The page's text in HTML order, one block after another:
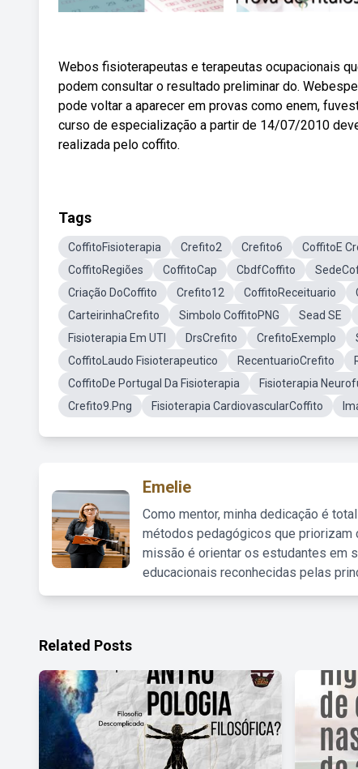
Webos fisioterapeutas e terapeutas ocupacionais
podem consultar o resultado preliminar do.
pode voltar a aparecer em provas como enem,
curso de especialização a partir de 14/07/2010
realizada pelo coffito.
Tags
CoffitoFisioterapia Crefito2 Crefito6 CoffitoE
CoffitoRegiões
CoffitoCap CbdfCoffito
Criação DoCoffito
Crefito12 CoffitoReceituario
CarteirinhaCrefito
Simbolo CoffitoPNG Sead SE
Fisioterapia Em UTI
DrsCrefito CrefitoExemplo
CoffitoLaudo Fisioterapeutico
RecentuarioCrefito
CoffitoDe Portugal Da Fisioterapia
Fisioterapia
Crefito9.Png
Fisioterapia CardiovascularCoffito
Emelie
Como mentor, minha dedicação é
métodos pedagógicos que priorizam
missão é orientar os estudantes em
educacionais reconhecidas pelas
Related Posts